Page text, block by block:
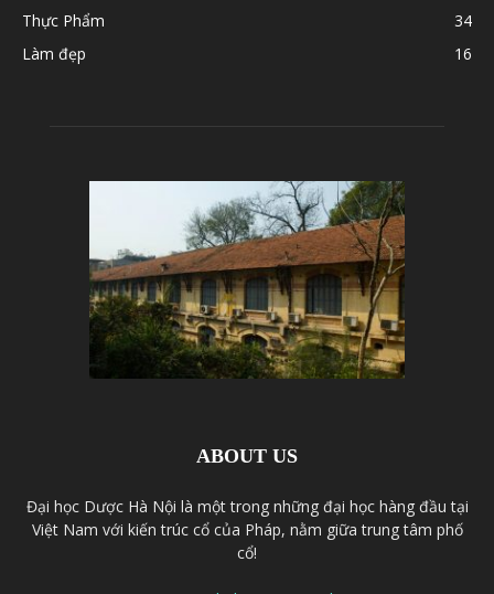
Thực Phẩm
34
Làm đẹp
16
ABOUT US
Đại học Dược Hà Nội là một trong những đại học hàng đầu tại
Việt Nam với kiến trúc cổ của Pháp, nằm giữa trung tâm phố
cổ!